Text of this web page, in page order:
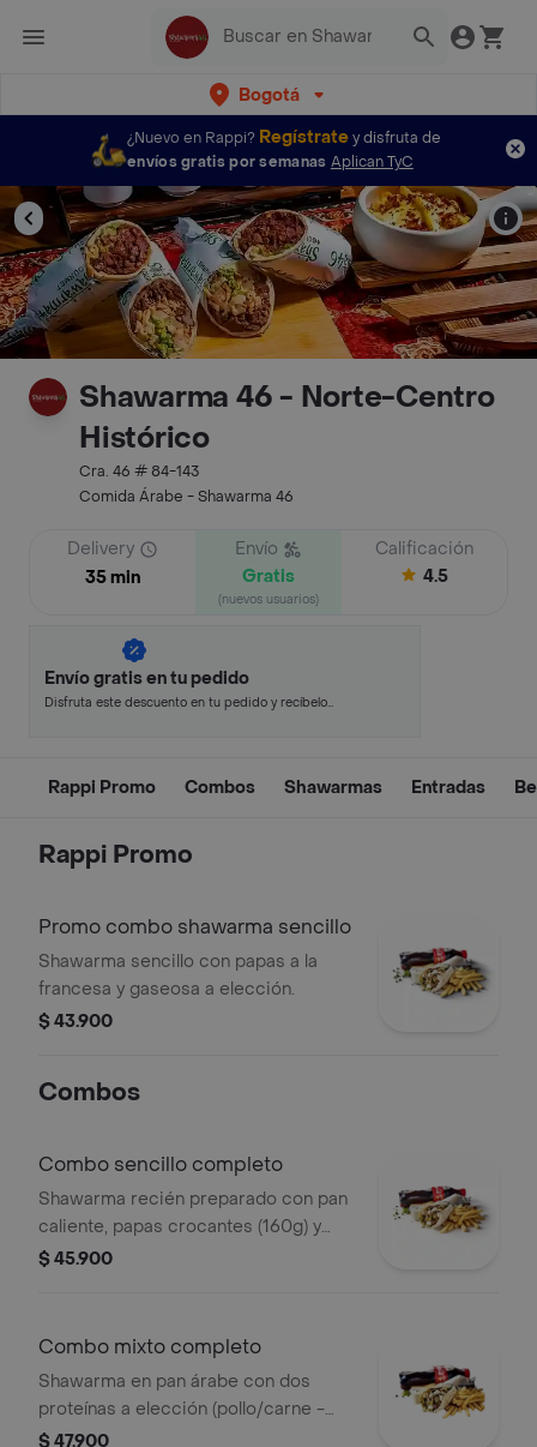
Bogotá
¿Nuevo en Rappi? Regístratey disfruta de
envíos gratis por semanas Aplican TyC
Shawarma 46 - Norte-Centro
Histórico
Cra. 46 # 84-143
Comida Árabe - Shawarma 46
Delivery
35 min
Envío
Gratis
(nuevos usuarios)
Calificación
4.5
Envío gratis en tu pedido
Disfruta este descuento en tu pedido y recíbelo
Rappi Promo Combos Shawarmas Entradas
Rappi Promo
Promo combo shawarma sencillo
Shawarma sencillo con papas a la
francesa y gaseosa a elección.
$ 43.900
Combos
Combo sencillo completo
Shawarma recién preparado con pan
caliente, papas crocantes (160g) y
gaseosa a elección. receta original
$ 45.900
Combo mixto completo
Shawarma en pan árabe con dos
proteínas a elección (pollo/carne -
pollo/cerdo - carne/cerdo) servido
$ 47.900